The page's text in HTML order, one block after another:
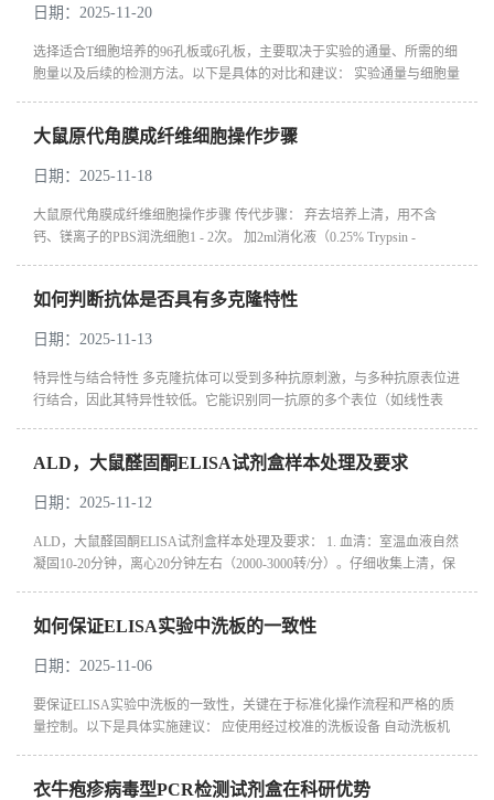
日期：2025-11-20
选择适合T细胞培养的96孔板或6孔板，主要取决于实验的通量、所需的细
胞量以及后续的检测方法。以下是具体的对比和建议： 实验通量与细胞量
大鼠原代角膜成纤维细胞操作步骤
日期：2025-11-18
大鼠原代角膜成纤维细胞操作步骤 传代步骤： 弃去培养上清，用不含
钙、镁离子的PBS润洗细胞1 - 2次。 加2ml消化液（0.25% Trypsin -
如何判断抗体是否具有多克隆特性
日期：2025-11-13
特异性与结合特性 多克隆抗体可以受到多种抗原刺激，与多种抗原表位进
行结合，因此其特异性较低‌。它能识别同一抗原的多个表位（如线性表
ALD，大鼠醛固酮ELISA试剂盒样本处理及要求
日期：2025-11-12
ALD，大鼠醛固酮ELISA试剂盒样本处理及要求： 1. 血清：室温血液自然
凝固10-20分钟，离心20分钟左右（2000-3000转/分）。仔细收集上清，保
如何保证ELISA实验中洗板的一致性
日期：2025-11-06
要保证ELISA实验中洗板的一致性，关键在于标准化操作流程和严格的质
量控制。以下是具体实施建议： 应使用经过校准的洗板设备 自动洗板机
衣牛疱疹病毒型PCR检测试剂盒在科研优势